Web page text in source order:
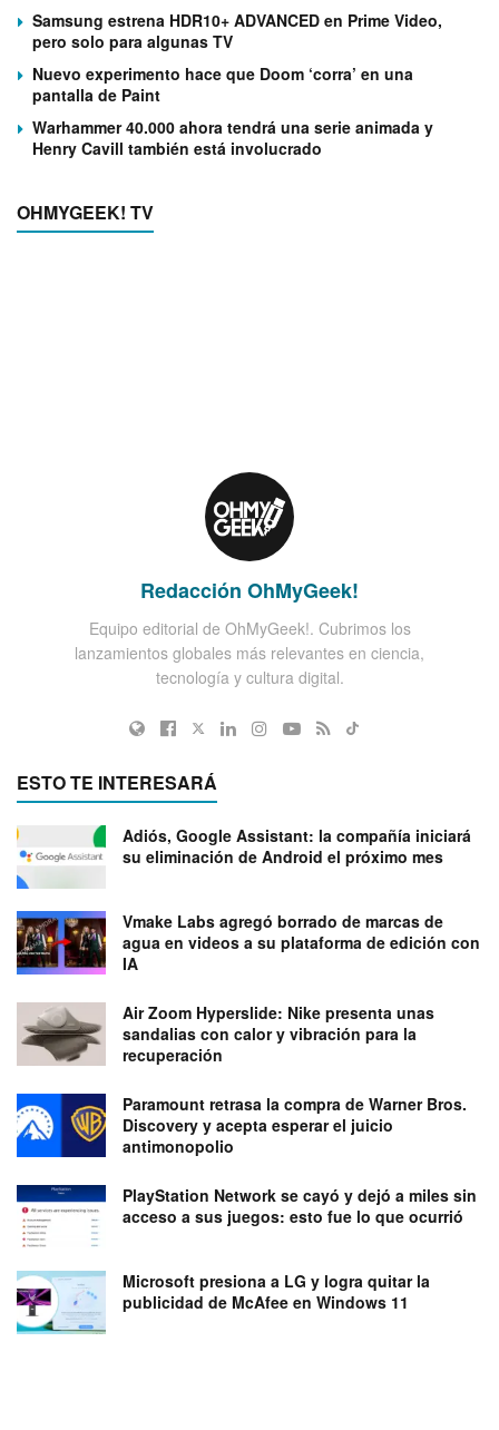
Samsung estrena HDR10+ ADVANCED en Prime Video,
pero solo para algunas TV
Nuevo experimento hace que Doom ‘corra’ en una
pantalla de Paint
Warhammer 40.000 ahora tendrá una serie animada y
Henry Cavill también está involucrado
OHMYGEEK! TV
Redacción OhMyGeek!
Equipo editorial de OhMyGeek!. Cubrimos los
lanzamientos globales más relevantes en ciencia,
tecnología y cultura digital.
ESTO TE INTERESARÁ
Adiós, Google Assistant: la compañía iniciará
su eliminación de Android el próximo mes
Vmake Labs agregó borrado de marcas de
agua en videos a su plataforma de edición con
IA
Air Zoom Hyperslide: Nike presenta unas
sandalias con calor y vibración para la
recuperación
Paramount retrasa la compra de Warner Bros.
Discovery y acepta esperar el juicio
antimonopolio
PlayStation Network se cayó y dejó a miles sin
acceso a sus juegos: esto fue lo que ocurrió
Microsoft presiona a LG y logra quitar la
publicidad de McAfee en Windows 11